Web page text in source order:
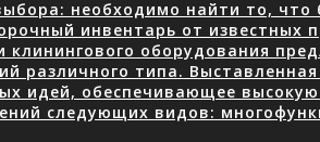
необходимо найти то,
инвентарь от
оборудования
различного типа.
идей, обеспечивающее
следующих видов: